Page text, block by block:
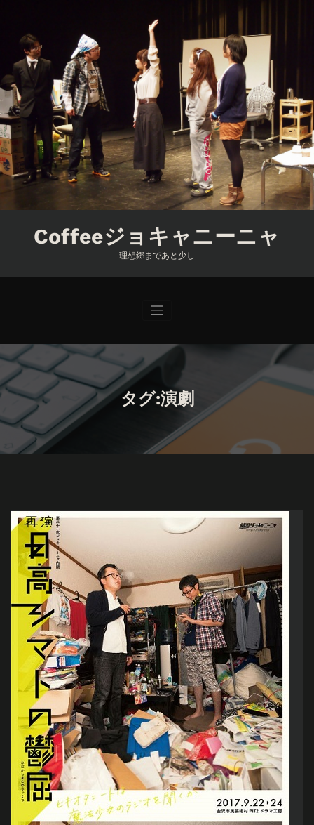
ス
キ
ッ
プ
Coffeeジョキャニーニャ
理想郷まであと少し
タグ:演劇